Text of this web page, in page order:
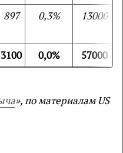
897 0,3% 13000
3100 0,0% 57000
», по материалам US